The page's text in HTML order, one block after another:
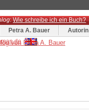
:Wie schreibe ich ein Buch?
Petra A. Bauer Autorin